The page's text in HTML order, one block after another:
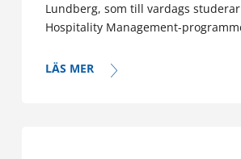
Lundberg, som till vardags
Hospitality Management-
LÄS MER